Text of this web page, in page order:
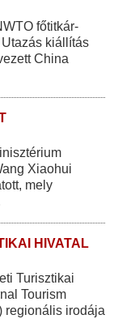
főtitkár-
kiállítás
China
Xiaohui
mely
HIVATAL
Turisztikai
Tourism
regionális irodája